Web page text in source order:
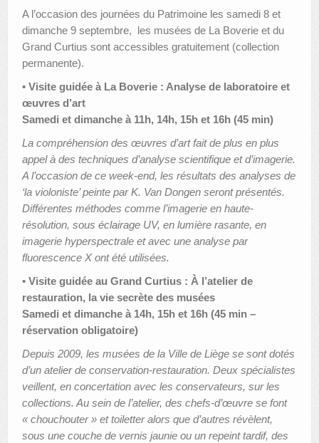
A l’occasion des journées du Patrimoine les samedi 8 et
dimanche 9 septembre, les musées de La Boverie et du
Grand Curtius sont accessibles gratuitement (collection
permanente).
• Visite guidée à La Boverie : Analyse de laboratoire et
œuvres d’art
Samedi et dimanche à 11h, 14h, 15h et 16h (45 min)
La compréhension des œuvres d’art fait de plus en plus
appel à des techniques d’analyse scientifique et d’imagerie.
A l’occasion de ce week-end, les résultats des analyses de
‘la violoniste’ peinte par K. Van Dongen seront présentés.
Différentes méthodes comme l’imagerie en haute-
résolution, sous éclairage UV, en lumière rasante, en
imagerie hyperspectrale et avec une analyse par
fluorescence X ont été utilisées.
• Visite guidée au Grand Curtius : À l’atelier de
restauration, la vie secrète des musées
Samedi et dimanche à 14h, 15h et 16h (45 min –
réservation obligatoire)
Depuis 2009, les musées de la Ville de Liège se sont dotés
d’un atelier de conservation-restauration. Deux spécialistes
veillent, en concertation avec les conservateurs, sur les
collections. Au sein de l’atelier, des chefs-d’œuvre se font
« chouchouter » et toiletter alors que d’autres révèlent,
sous une couche de vernis jaunie ou un repeint tardif, des